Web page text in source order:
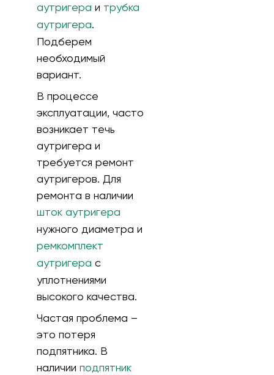
аутригера и трубка
аутригера.
Подберем
необходимый
вариант.
В процессе
эксплуатации, часто
возникает течь
аутригера и
требуется ремонт
аутригеров. Для
ремонта в наличии
шток аутригера
нужного диаметра и
ремкомплект
аутригера с
уплотнениями
высокого качества.
Частая проблема –
это потеря
подпятника. В
наличииподпятник